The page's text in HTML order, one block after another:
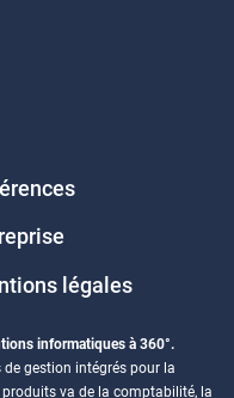
légales
informatiques à 360°.
gestion intégrés pour la
va de la comptabilité, la